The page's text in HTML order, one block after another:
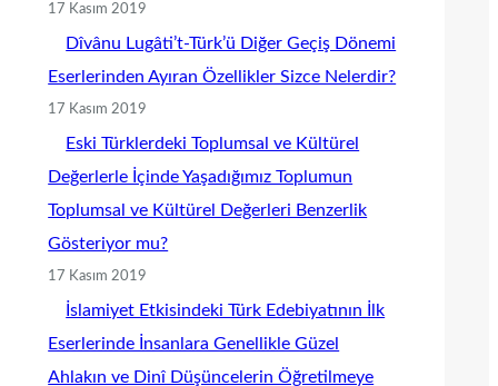
17 Kasım 2019
Dîvânu Lugâti’t-Türk’ü Diğer Geçiş Dönemi
Eserlerinden Ayıran Özellikler Sizce Nelerdir?
17 Kasım 2019
Eski Türklerdeki Toplumsal ve Kültürel
Değerlerle İçinde Yaşadığımız Toplumun
Toplumsal ve Kültürel Değerleri Benzerlik
Gösteriyor mu?
17 Kasım 2019
İslamiyet Etkisindeki Türk Edebiyatının İlk
Eserlerinde İnsanlara Genellikle Güzel
Ahlakın ve Dinî Düşüncelerin Öğretilmeye